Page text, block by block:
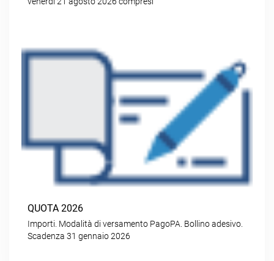
QUOTA 2026
Importi. Modalità di versamento PagoPA. Bollino adesivo.
Scadenza 31 gennaio 2026